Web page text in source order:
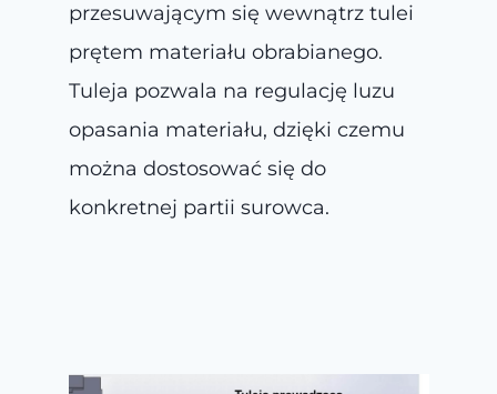
przesuwającym się wewnątrz tulei
prętem materiału obrabianego.
Tuleja pozwala na regulację luzu
opasania materiału, dzięki czemu
można dostosować się do
konkretnej partii surowca.